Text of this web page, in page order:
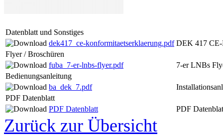
Datenblatt und Sonstiges
dek417_ce-konformitaetserklaerung.pdf DEK 417
Flyer / Broschüren
fuba_7-er-lnbs-flyer.pdf
7-er LNBs
Bedienungsanleitung
ba_dek_7.pdf
PDF Datenblatt
PDF Datenblatt
PDF
Zurück zur Übersicht